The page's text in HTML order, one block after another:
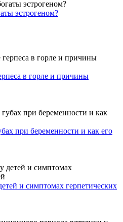
эстрогеном?
в горле и причины
при беременности и как его
и симптомах герпетических